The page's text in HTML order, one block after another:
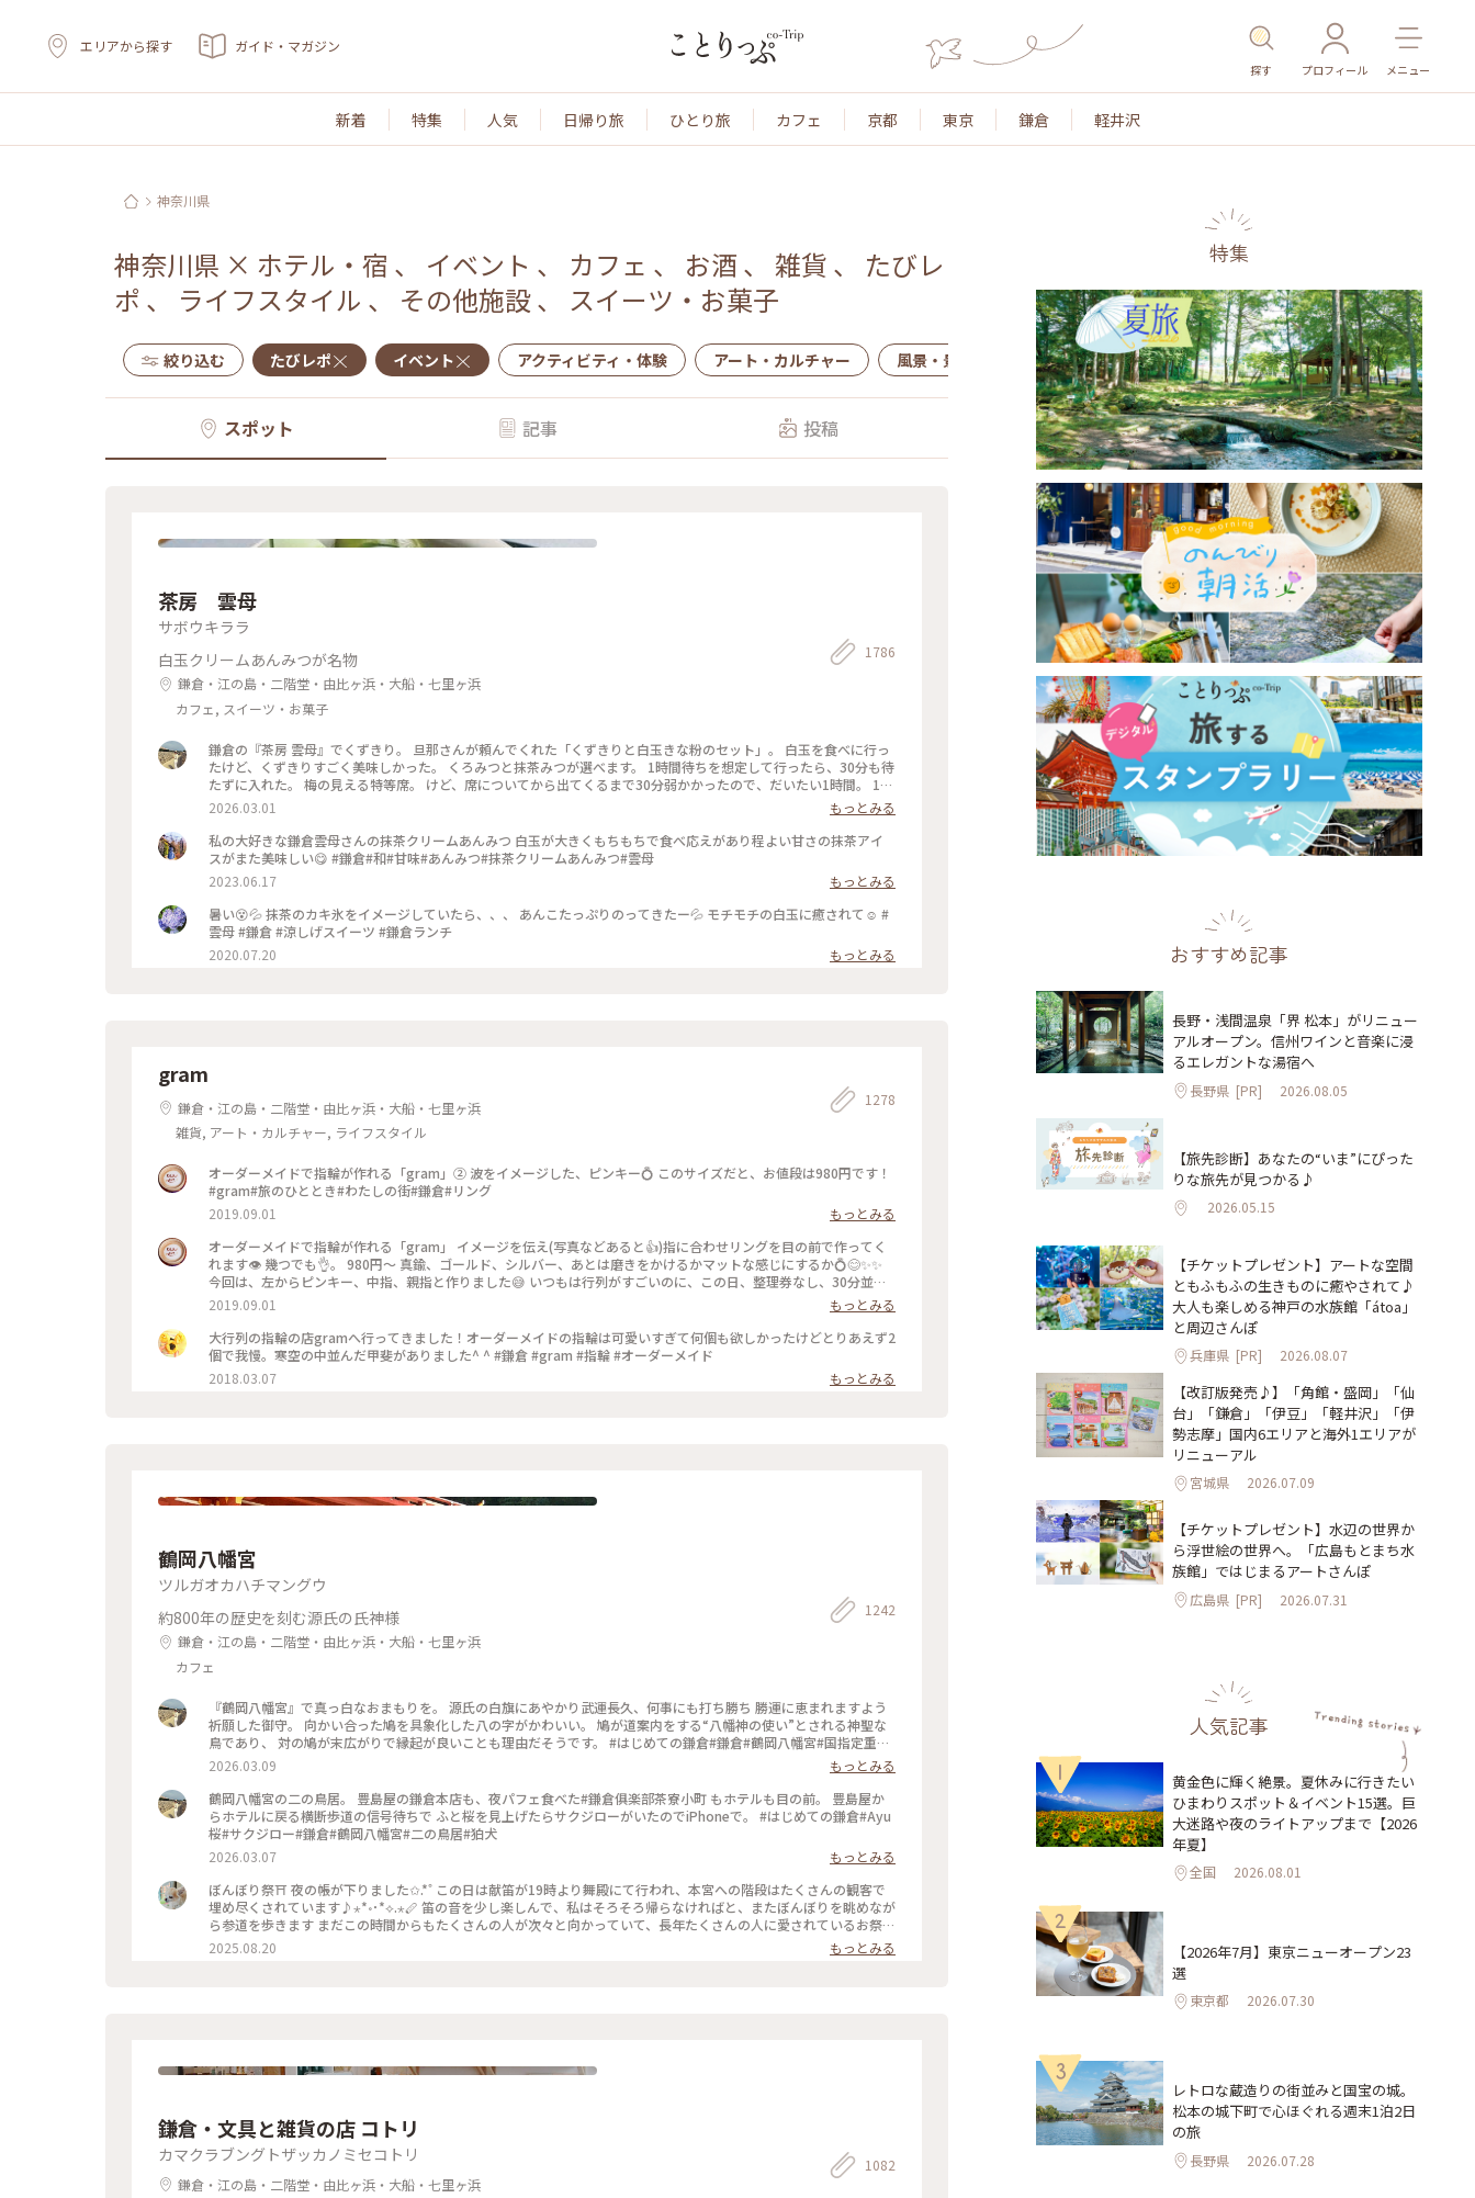
エリアから探す ガイド・マガジン
探す プロフィール メニュー
新着 特集 人気 日帰り旅 ひとり旅 カフェ 京都 東京 鎌倉 軽井沢
神奈川県
神奈川県 × ホテル・宿 、 イベント 、 カフェ 、 お酒 、 雑貨 、 たびレ
ポ 、 ライフスタイル 、 その他施設、 スイーツ・お菓子
絞り込む たびレポ イベント アクティビティ・体験 アート・カルチャー 風景・景色 名所・旧跡 温泉・スパ その他施設 ごはん
スポット 記事 投稿
茶房 雲母
サボウキララ
白玉クリームあんみつが名物
鎌倉・江の島・二階堂・由比ヶ浜・大船・七里ヶ浜
カフェ, スイーツ・お菓子
1786
鎌倉の『茶房 雲母』でくずきり。 旦那さんが頼んでくれた「くずきりと白玉きな粉のセット」。 白玉を食べに行っ
たけど、くずきりすごく美味しかった。 くろみつと抹茶みつが選べます。 1時間待ちを想定して行ったら、30分も待
たずに入れた。 梅の見える特等席。 けど、席についてから出てくるまで30分弱かかったので、だいたい1時間。 1時
間くらいなら、並んでも食べたいクオリティ。 #神奈川#鎌倉#茶房雲母#白玉#おもちずき#Ayuのおやつ#はじめての
鎌倉
2026.03.01
もっとみる
私の大好きな鎌倉雲母さんの抹茶クリームあんみつ 白玉が大きくもちもちで食べ応えがあり程よい甘さの抹茶アイ
スがまた美味しい😋 #鎌倉#和#甘味#あんみつ#抹茶クリームあんみつ#雲母
2023.06.17
もっとみる
暑い😵💦 抹茶のカキ氷をイメージしていたら、、、 あんこたっぷりのってきたー💦 モチモチの白玉に癒されて☺️ #
雲母 #鎌倉 #涼しげスイーツ #鎌倉ランチ
2020.07.20
もっとみる
gram
鎌倉・江の島・二階堂・由比ヶ浜・大船・七里ヶ浜
雑貨, アート・カルチャー, ライフスタイル
1278
オーダーメイドで指輪が作れる「gram」② 波をイメージした、ピンキー💍 このサイズだと、お値段は980円です！
#gram#旅のひととき#わたしの街#鎌倉#リング
2019.09.01
もっとみる
オーダーメイドで指輪が作れる「gram」 イメージを伝え(写真などあると👍)指に合わせリングを目の前で作ってく
れます👁 幾つでも👌。 980円〜 真鍮、ゴールド、シルバー、あとは磨きをかけるかマットな感じにするか💍😊✨✨
今回は、左からピンキー、中指、親指と作りました😅 いつもは行列がすごいのに、この日、整理券なし、30分並び
入れました😱😱‼️(平日の夕方) 皆さん、カップルもいだけど、グループで来られ旅の思い出に作られたりしている方
が多かったです😊 まさか、入れると思わなかったので、待ち時間に情報収集し勢いで作ったリング。それでも、な
んだか愛着がわきますね… 次は、重ね付けられるのを作ろうかなぁ… #gram#旅のひととき#わたしの街#鎌倉#リン
グ
2019.09.01
もっとみる
大行列の指輪の店gramへ行ってきました！オーダーメイドの指輪は可愛いすぎて何個も欲しかったけどとりあえず2
個で我慢。寒空の中並んだ甲斐がありました^ ^ #鎌倉 #gram #指輪 #オーダーメイド
2018.03.07
もっとみる
鶴岡八幡宮
ツルガオカハチマングウ
約800年の歴史を刻む源氏の氏神様
鎌倉・江の島・二階堂・由比ヶ浜・大船・七里ヶ浜
カフェ
1242
『鶴岡八幡宮』で真っ白なおまもりを。 源氏の白旗にあやかり武運長久、何事にも打ち勝ち 勝運に恵まれますよう
祈願した御守。 向かい合った鳩を具象化した八の字がかわいい。 鳩が道案内をする“八幡神の使い”とされる神聖な
鳥であり、 対の鳩が末広がりで縁起が良いことも理由だそうです。 #はじめての鎌倉#鎌倉#鶴岡八幡宮#国指定重要
文化財#狛犬#旅の記念
2026.03.09
もっとみる
鶴岡八幡宮の二の鳥居。 豊島屋の鎌倉本店も、夜パフェ食べた#鎌倉俱楽部茶寮小町 もホテルも目の前。 豊島屋か
らホテルに戻る横断歩道の信号待ちで ふと桜を見上げたらサクジローがいたのでiPhoneで。 #はじめての鎌倉#Ayu
桜#サクジロー#鎌倉#鶴岡八幡宮#二の鳥居#狛犬
2026.03.07
もっとみる
ぼんぼり祭⛩ 夜の帳が下りました✩.*˚ この日は献笛が19時より舞殿にて行われ、本宮への階段はたくさんの観客で
埋め尽くされています♪⋆*॰･*⟡.⋆🪈 笛の音を少し楽しんで、私はそろそろ帰らなければと、またぼんぼりを眺めなが
ら参道を歩きます まだこの時間からもたくさんの人が次々と向かっていて、長年たくさんの人に愛されているお祭り
なんだなぁと感じました✨️ 来年もどんなぼんぼりがあるか気になっちゃうだろうな〰️ *˙︶˙*)ﾉ"ﾏﾀﾈｰ♡ #ゆるり夏時
間 #神奈川 #鎌倉 #鶴岡八幡宮 #ぼんぼり祭 #毎年立秋の前日から9日まで#ぼんぼり#献笛#渡瀬政造#庵野秀明と安野
2025.08.20 もっとみる
鎌倉・文具と雑貨の店 コトリ
カマクラブングトザッカノミセコトリ
鎌倉・江の島・二階堂・由比ヶ浜・大船・七里ヶ浜
1082
特集
おすすめ記事
長野・浅間温泉「界 松本」がリニュー
アルオープン。信州ワインと音楽に浸
るエレガントな湯宿へ
長野県 [PR] 2026.08.05
【旅先診断】あなたの“いま”にぴった
りな旅先が見つかる♪
2026.05.15
【チケットプレゼント】アートな空間
ともふもふの生きものに癒やされて♪
大人も楽しめる神戸の水族館「átoa」
と周辺さんぽ
兵庫県 [PR] 2026.08.07
【改訂版発売♪】「角館・盛岡」「仙
台」「鎌倉」「伊豆」「軽井沢」「伊
勢志摩」国内6エリアと海外1エリアが
リニューアル
宮城県 2026.07.09
【チケットプレゼント】水辺の世界か
ら浮世絵の世界へ。「広島もとまち水
族館」ではじまるアートさんぽ
広島県 [PR] 2026.07.31
人気記事
1
黄金色に輝く絶景。夏休みに行きたい
ひまわりスポット＆イベント15選。巨
大迷路や夜のライトアップまで【2026
年夏】
全国 2026.08.01
2
【2026年7月】東京ニューオープン23
選
東京都 2026.07.30
3
レトロな蔵造りの街並みと国宝の城。
松本の城下町で心ほぐれる週末1泊2日
の旅
長野県 2026.07.28